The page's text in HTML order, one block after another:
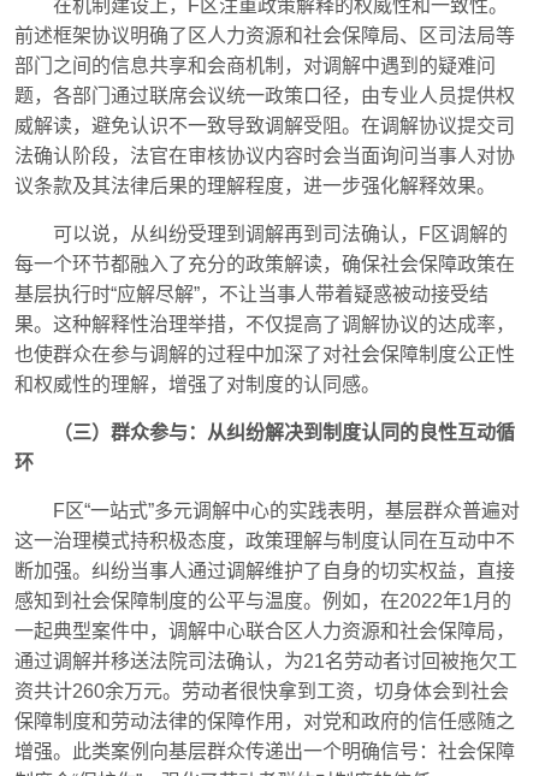
在机制建设上，F区注重政策解释的权威性和一致性。
前述框架协议明确了区人力资源和社会保障局、区司法局等
部门之间的信息共享和会商机制，对调解中遇到的疑难问
题，各部门通过联席会议统一政策口径，由专业人员提供权
威解读，避免认识不一致导致调解受阻。在调解协议提交司
法确认阶段，法官在审核协议内容时会当面询问当事人对协
议条款及其法律后果的理解程度，进一步强化解释效果。
可以说，从纠纷受理到调解再到司法确认，F区调解的
每一个环节都融入了充分的政策解读，确保社会保障政策在
基层执行时“应解尽解”，不让当事人带着疑惑被动接受结
果。这种解释性治理举措，不仅提高了调解协议的达成率，
也使群众在参与调解的过程中加深了对社会保障制度公正性
和权威性的理解，增强了对制度的认同感。
（三）群众参与：从纠纷解决到制度认同的良性互动循
环
F区“一站式”多元调解中心的实践表明，基层群众普遍对
这一治理模式持积极态度，政策理解与制度认同在互动中不
断加强。纠纷当事人通过调解维护了自身的切实权益，直接
感知到社会保障制度的公平与温度。例如，在2022年1月的
一起典型案件中，调解中心联合区人力资源和社会保障局，
通过调解并移送法院司法确认，为21名劳动者讨回被拖欠工
资共计260余万元。劳动者很快拿到工资，切身体会到社会
保障制度和劳动法律的保障作用，对党和政府的信任感随之
增强。此类案例向基层群众传递出一个明确信号：社会保障